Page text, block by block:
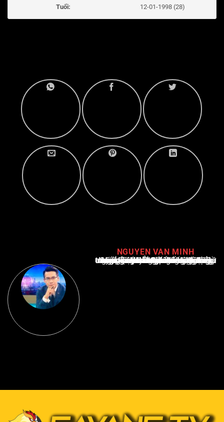
Tuổi:
12-01-1998 (28)
NGUYEN VAN MINH
Nguyễn Văn Minh là một trong những chuyên gia hàng đầu về báo cáo tin tức thể thao tại Việt Nam, với hơn 10 năm hoạt động trong ngành. Ông có kiến thức sâu rộng và kinh nghiệm đáng kể trong việc phân tích và báo cáo về các sự kiện thể thao hàng đầu. Sự hiểu biết sâu sắc của ông về ngành này đã giúp ông xây dựng uy tín và danh tiếng trong cộng đồng báo chí thể thao.